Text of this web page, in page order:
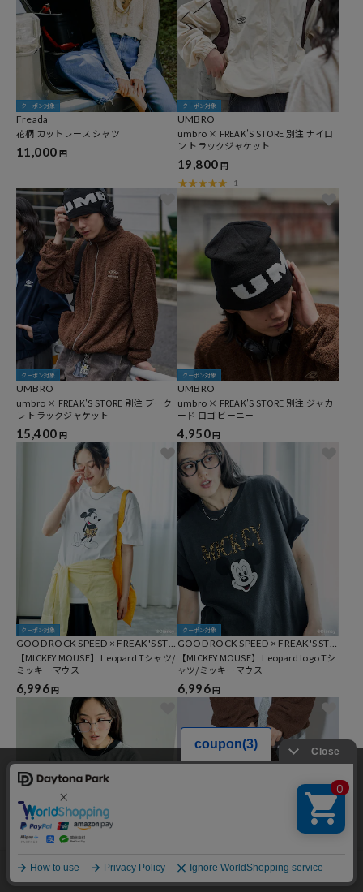
クーポン対象
Freada
花柄 カットレース シャツ
11,000 円
クーポン対象
UMBRO
umbro × FREAK'S STORE 別注 ナイロ
ン トラックジャケット
19,800 円
1
クーポン対象
UMBRO
umbro × FREAK'S STORE 別注 ブーク
レ トラックジャケット
15,400 円
クーポン対象
UMBRO
umbro × FREAK'S STORE 別注 ジャカ
ード ロゴ ビーニー
4,950 円
クーポン対象
GOOD ROCK SPEED × FREAK'S STO
RE
【MICKEY MOUSE】 Leopard Tシャツ/
ミッキーマウス
6,996円
クーポン対象
GOOD ROCK SPEED × FREAK'S STO
RE
【MICKEY MOUSE】 Leopard logo Tシ
ャツ/ミッキーマウス
6,996円
メニュー スタイリング 探す お気に入り カート
当サイトでは利用体験の向上およびコンテンツの最適な提供、トラフィック
の分析を目的としてCookieを使用しています。
サイトの閲覧を継続された場合、Cookieの利用に同意したことものといたし
ます。
詳細についてはプライバシーポリシー
承諾する